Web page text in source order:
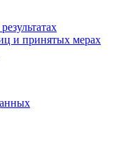
и принятых мерах